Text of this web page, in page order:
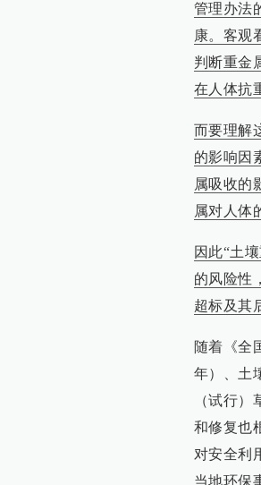
管理办法
康。客观
判断重金
在人体抗
而要理解
的影响因
属吸收的
属对人体
因此“土
的风险性
超标及其
随着《全
年）、土
（试行
和修复也
对安全利
当地环保